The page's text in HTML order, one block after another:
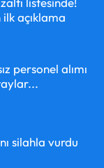
ilk açıklama
personel alımı
silahla vurdu